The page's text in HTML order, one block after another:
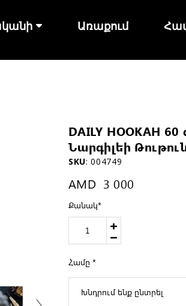
Առաքում
DAILY HOOKAH 60
Նարգիլեի
SKU:004749
AMD 3 000
Քանակ*
Համը *